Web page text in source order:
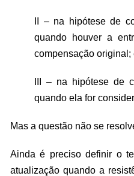
II – na hipótese de
quando houver a
compensação original;
III – na hipótese de
quando ela for
Mas a questão não se
Ainda é preciso definir o
atualização quando a